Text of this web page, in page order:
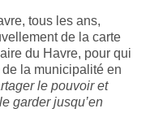
tous les ans,
de la carte
du Havre, pour qui
de la municipalité en
le pouvoir et
garder jusqu’en